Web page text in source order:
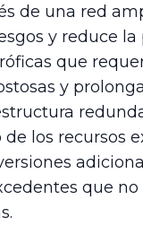
de una red
y reduce la
que
y
los recursos
que